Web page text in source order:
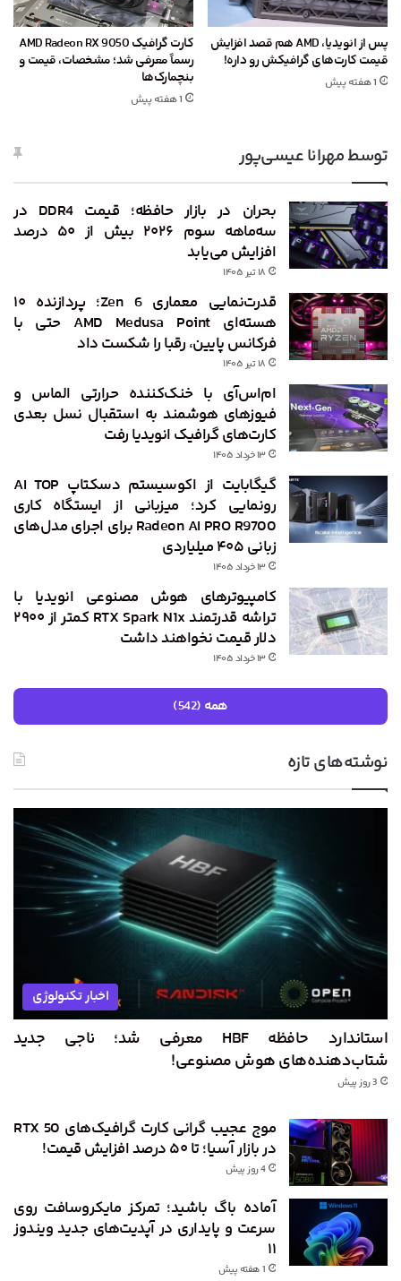
پس از انویدیا، AMD هم قصد افزایش
قیمت کارت‌های گرافیکش رو داره!
1 هفته پیش
کارت گرافیک AMD Radeon RX 9050
رسماً معرفی شد؛ مشخصات، قیمت و
بنچمارک‌ها
1 هفته پیش
توسط مهرانا عیسی‌پور
بحران در بازار حافظه؛ قیمت DDR4 در
سه‌ماهه سوم ۲۰۲۶ بیش از ۵۰ درصد
افزایش می‌یابد
۱۸ تیر ۱۴۰۵
قدرت‌نمایی معماری Zen 6؛ پردازنده ۱۰
هسته‌ای AMD Medusa Point حتی با
فرکانس پایین، رقبا را شکست داد
۱۸ تیر ۱۴۰۵
ام‌اس‌آی با خنک‌کننده حرارتی الماس و
فیوزهای هوشمند به استقبال نسل بعدی
کارت‌های گرافیک انویدیا رفت
۱۳ خرداد ۱۴۰۵
گیگابایت از اکوسیستم دسکتاپ AI TOP
رونمایی کرد؛ میزبانی از ایستگاه کاری
Radeon AI PRO R9700 برای اجرای مدل‌های
زبانی ۴۰۵ میلیاردی
۱۳ خرداد ۱۴۰۵
کامپیوترهای هوش مصنوعی انویدیا با
تراشه قدرتمند RTX Spark N1x کمتر از ۲۹۰۰
دلار قیمت نخواهند داشت
۱۳ خرداد ۱۴۰۵
همه (542)
نوشته‌های تازه
اخبار تکنولوژی
استاندارد حافظه HBF معرفی شد؛ ناجی جدید
شتاب‌دهنده‌های هوش مصنوعی!
3 روز پیش
موج عجیب گرانی کارت گرافیک‌های RTX 50
در بازار آسیا؛ تا ۵۰ درصد افزایش قیمت!
4 روز پیش
آماده باگ باشید؛ تمرکز مایکروسافت روی
سرعت و پایداری در آپدیت‌های جدید ویندوز
۱۱
1 هفته پیش